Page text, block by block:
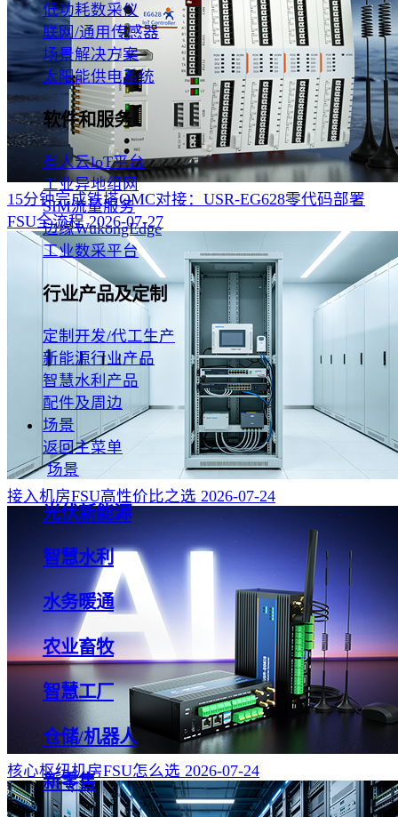
低功耗数采仪
联网/通用传感器
场景解决方案
太阳能供电系统
软件和服务
有人云loT平台
工业异地组网
SIM流量服务
边缘WukongEdge
工业数采平台
行业产品及定制
定制开发/代工生产
新能源行业产品
智慧水利产品
配件及周边
场景
返回主菜单
场景
光伏新能源
智慧水利
水务暖通
农业畜牧
智慧工厂
仓储/机器人
新零售
15分钟完成铁塔OMC对接：USR-EG628零代码部署
FSU全流程‌ 2026-07-27
接入机房FSU高性价比之选 2026-07-24
核心枢纽机房FSU怎么选 2026-07-24